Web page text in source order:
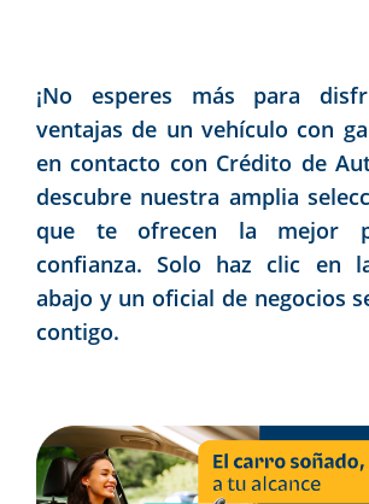
¡No esperes más para
ventajas de un vehículo con
en contacto con Crédito de
descubre nuestra amplia
que te ofrecen la mejor
confianza. Solo haz clic en
abajo y un oficial de negocios
contigo.